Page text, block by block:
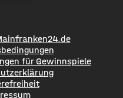
für Gewinnspiele